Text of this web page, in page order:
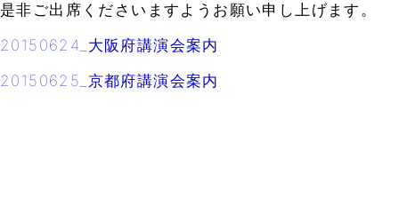
是非ご出席くださいますようお願い申し上げます。
20150624_大阪府講演会案内
20150625_京都府講演会案内